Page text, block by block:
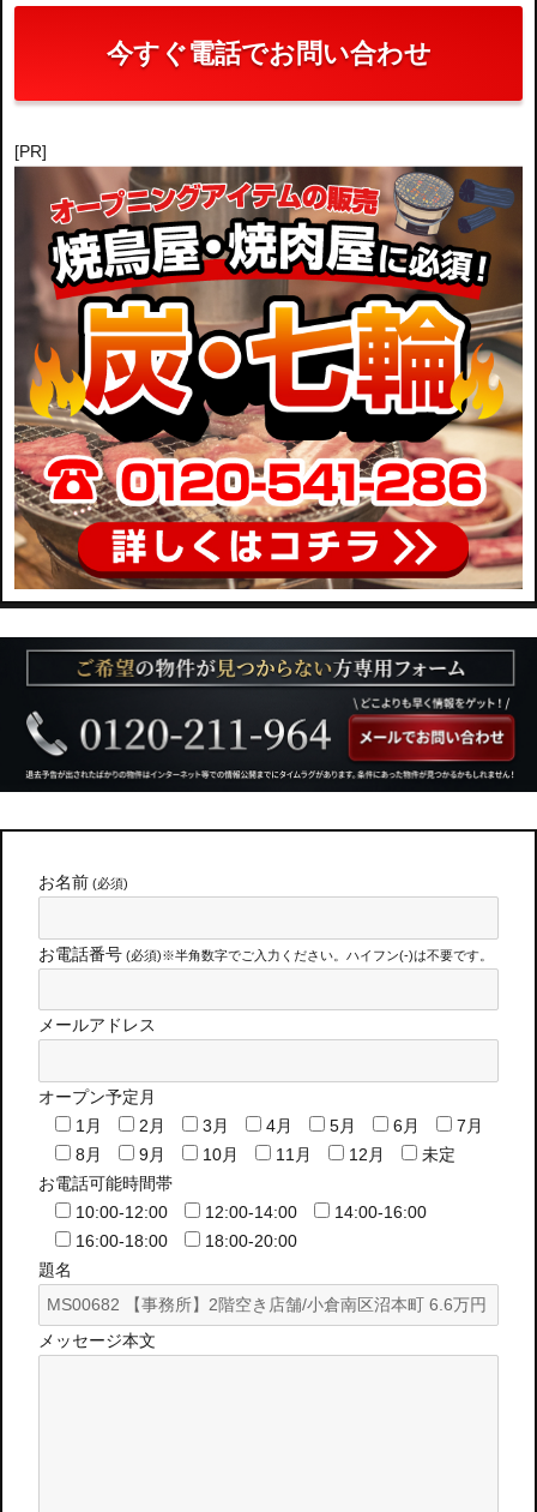
今すぐ電話でお問い合わせ
[PR]
お名前 (必須)
お電話番号 (必須)※半角数字でご入力ください。ハイフン(-)は不要です。
メールアドレス
オープン予定月
1月
2月 3月 4月 5月 6月
7月
8月
9月 10月 11月 12月
未定
お電話可能時間帯
10:00-12:00
12:00-14:00
14:00-16:00
16:00-18:00
18:00-20:00
題名
メッセージ本文